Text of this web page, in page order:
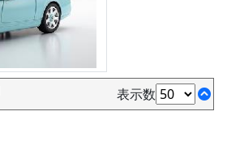
表示数